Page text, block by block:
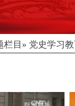
栏目 » 党史学习